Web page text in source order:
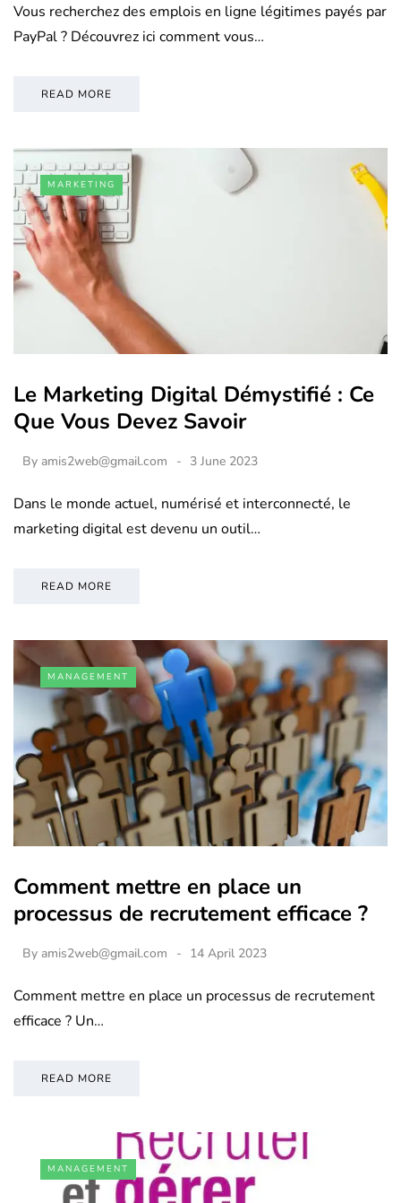
Vous recherchez des emplois en ligne légitimes payés par
PayPal ? Découvrez ici comment vous…
READ MORE
MARKETING
Le Marketing Digital Démystifié : Ce
Que Vous Devez Savoir
By amis2web@gmail.com 3 June 2023
Dans le monde actuel, numérisé et interconnecté, le
marketing digital est devenu un outil…
READ MORE
MANAGEMENT
Comment mettre en place un
processus de recrutement efficace ?
By amis2web@gmail.com 14 April 2023
Comment mettre en place un processus de recrutement
efficace ? Un…
READ MORE
MANAGEMENT